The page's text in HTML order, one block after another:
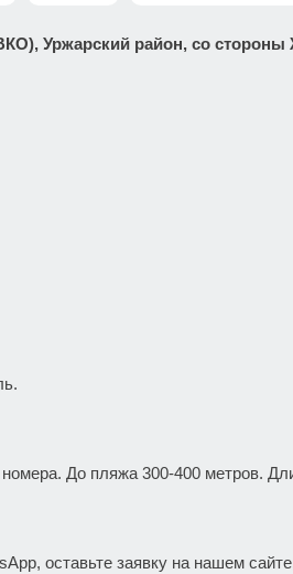
Уржарский район, со стороны
До пляжа 300-400 метров.
оставьте заявку на нашем